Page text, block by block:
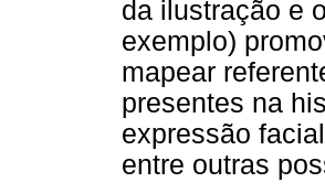
da ilustração e
exemplo)
mapear
presentes na
expressão
entre outras